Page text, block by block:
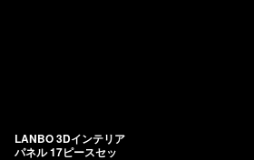
LANBO 3Dインテリア
パネル 17ピースセッ